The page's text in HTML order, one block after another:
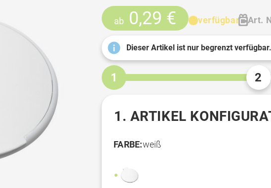
ab 0,29 € verfügbar Art.
Dieser Artikel ist nur begrenzt verfügbar.
1 2
1. ARTIKEL
FARBE:weiß